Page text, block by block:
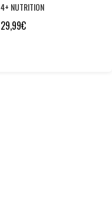
4+ NUTRITION
29,99€